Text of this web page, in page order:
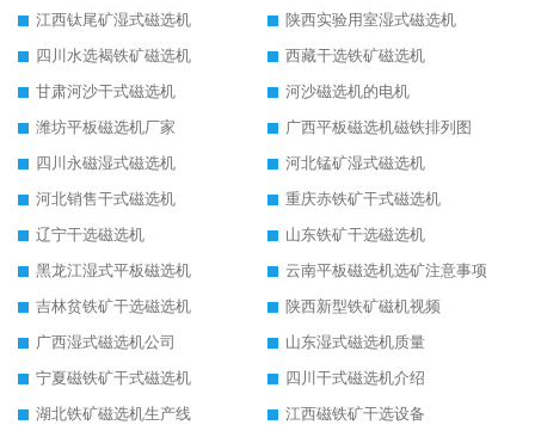
江西钛尾矿湿式磁选机
陕西实验用室湿式磁选机
四川水选褐铁矿磁选机
西藏干选铁矿磁选机
甘肃河沙干式磁选机
河沙磁选机的电机
潍坊平板磁选机厂家
广西平板磁选机磁铁排列图
四川永磁湿式磁选机
河北锰矿湿式磁选机
河北销售干式磁选机
重庆赤铁矿干式磁选机
辽宁干选磁选机
山东铁矿干选磁选机
黑龙江湿式平板磁选机
云南平板磁选机选矿注意事项
吉林贫铁矿干选磁选机
陕西新型铁矿磁机视频
广西湿式磁选机公司
山东湿式磁选机质量
宁夏磁铁矿干式磁选机
四川干式磁选机介绍
湖北铁矿磁选机生产线
江西磁铁矿干选设备